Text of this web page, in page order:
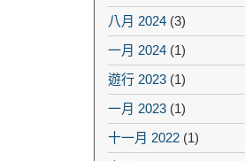
八月 2024 (3)
一月 2024 (1)
遊行 2023 (1)
一月 2023 (1)
十一月 2022 (1)